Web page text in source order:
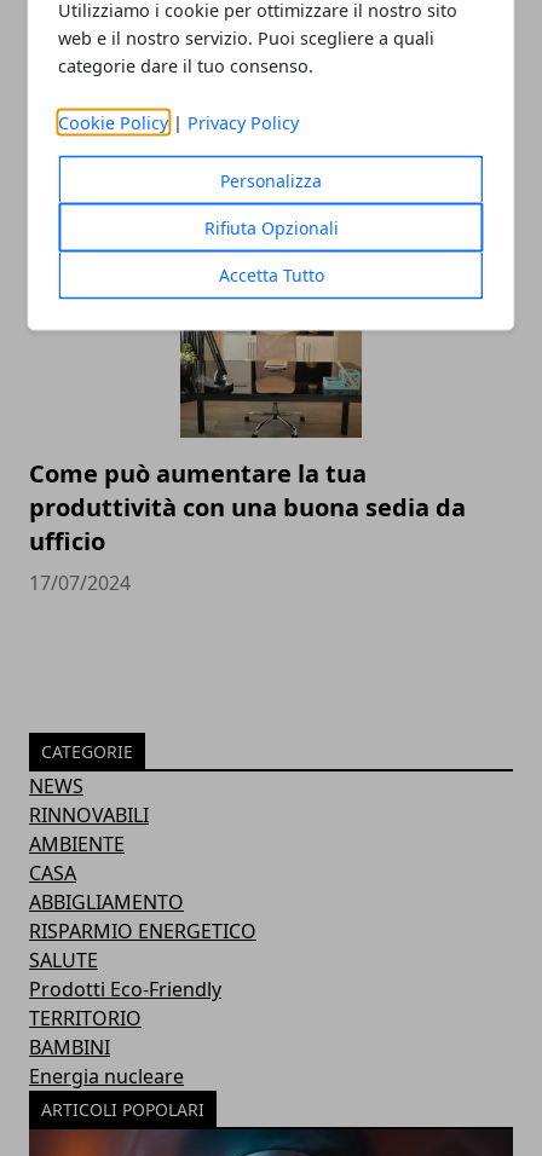
Utilizziamo i cookie per ottimizzare il nostro sito
web e il nostro servizio. Puoi scegliere a quali
categorie dare il tuo consenso.
Cookie Policy | Privacy Policy
Personalizza
Rifiuta Opzionali
Accetta Tutto
Come raggiungere la sostenibilità
aziendale: gli step da non sottovalutare
01/10/2024
Come può aumentare la tua
produttività con una buona sedia da
ufficio
17/07/2024
CATEGORIE
NEWS
RINNOVABILI
AMBIENTE
CASA
ABBIGLIAMENTO
RISPARMIO ENERGETICO
SALUTE
Prodotti Eco-Friendly
TERRITORIO
BAMBINI
Energia nucleare
ARTICOLI POPOLARI